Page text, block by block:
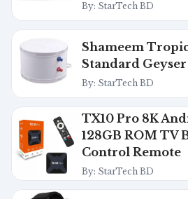
By: StarTech BD
Shameem
Standard
By: StarTech BD
TX10 Pro 8K
128GB ROM TV
Control Remote
By: StarTech BD